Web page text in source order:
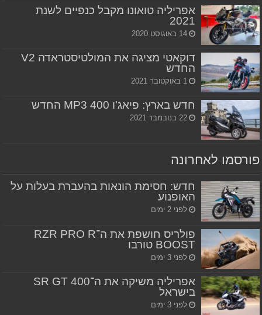
אפריליה טואונו מקבל כנפיים לשנת
2021
14 באוגוסט 2020
דוקאטי מציגה את המולטיסטראדה V2
החדש
1 באוקטובר 2021
חדש בארץ: פיאג'ו MP3 400 החדש
22 בנובמבר 2021
פורסמו לאחרונה
חדש: חסימת הונאות בהעברת בעלות על
האופנוע
לפני 2 ימים
פולריס חושפת את ה־RZR PRO R
BOOST טורבו
לפני 3 ימים
אפריליה משיקה את ה־SR GT 400
בישראל
לפני 3 ימים